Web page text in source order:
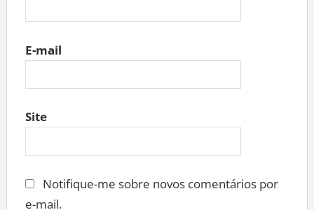
E-mail
Site
Notifique-me sobre novos comentários por